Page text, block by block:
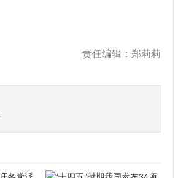
责任编辑：郑莉莉